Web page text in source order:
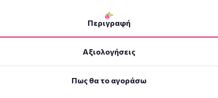
Περιγραφή
Αξιολογήσεις
Πως θα το αγοράσω